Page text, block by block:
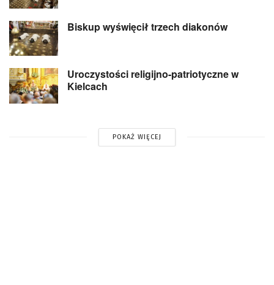
Biskup wyświęcił trzech diakonów
Uroczystości religijno-patriotyczne w
Kielcach
POKAŻ WIĘCEJ